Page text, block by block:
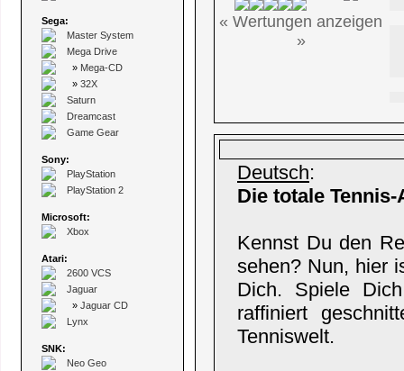
Sega:
Master System
Mega Drive
» Mega-CD
» 32X
Saturn
Dreamcast
Game Gear
Sony:
PlayStation
PlayStation 2
Microsoft:
Xbox
Atari:
2600 VCS
Jaguar
» Jaguar CD
Lynx
SNK:
Neo Geo
« Wertungen anzeigen
»
Deutsch:
Die totale
Kennst Du den
sehen? Nun, hier
Dich. Spiele
raffiniert
Tenniswelt.